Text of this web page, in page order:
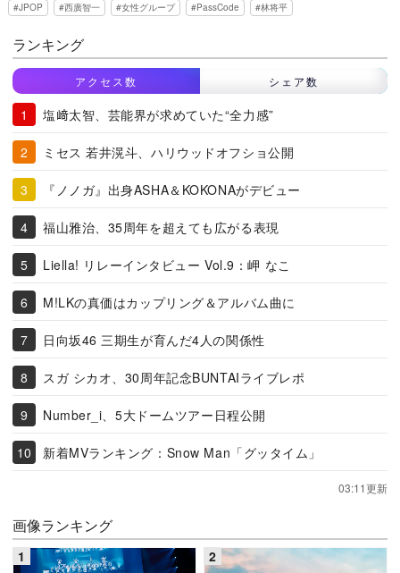
JPOP 西廣智一 女性グループ PassCode 林将平
ランキング
アクセス数 シェア数
塩﨑太智、芸能界が求めていた“全力感”
ミセス 若井滉斗、ハリウッドオフショ公開
『ノノガ』出身ASHA＆KOKONAがデビュー
福山雅治、35周年を超えても広がる表現
Liella! リレーインタビュー Vol.9：岬 なこ
M!LKの真価はカップリング＆アルバム曲に
日向坂46 三期生が育んだ4人の関係性
スガ シカオ、30周年記念BUNTAIライブレポ
Number_i、5大ドームツアー日程公開
新着MVランキング：Snow Man「グッタイム」
03:11更新
画像ランキング